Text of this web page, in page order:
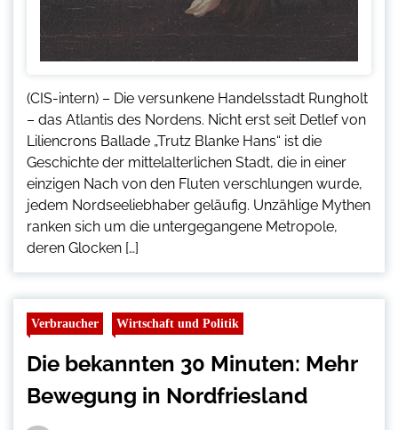
(CIS-intern) – Die versunkene Handelsstadt Rungholt
– das Atlantis des Nordens. Nicht erst seit Detlef von
Liliencrons Ballade „Trutz Blanke Hans“ ist die
Geschichte der mittelalterlichen Stadt, die in einer
einzigen Nach von den Fluten verschlungen wurde,
jedem Nordseeliebhaber geläufig. Unzählige Mythen
ranken sich um die untergegangene Metropole,
deren Glocken […]
Verbraucher Wirtschaft und Politik
Die bekannten 30 Minuten: Mehr
Bewegung in Nordfriesland